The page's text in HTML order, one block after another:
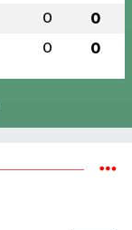
0 0
0 0